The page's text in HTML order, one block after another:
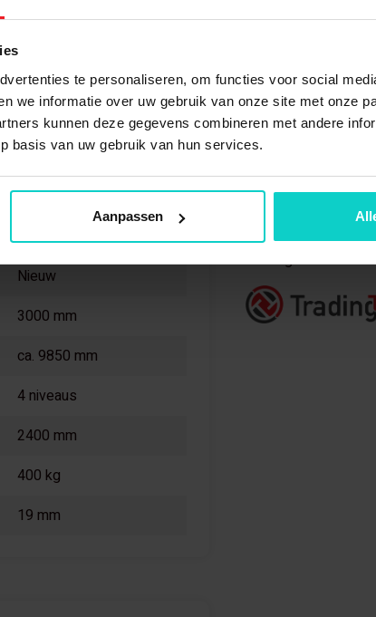
te personaliseren, om functies voor social
we informatie over uw gebruik van onze site met onze
kunnen deze gegevens combineren met andere
basis van uw gebruik van hun services.
Aanpassen
en extra niveaus. Let er
Kimer
Blauw / oranje
Nieuw
3000 mm
ca. 9850 mm
4 niveaus
2400 mm
400 kg
19 mm
Complete rij
Grootvakstellingen
Voordeelrijen!
Onderdeel
StellingStunt is